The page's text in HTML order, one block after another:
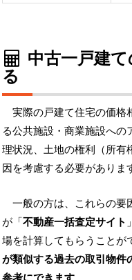
中古一戸建
る
実際の戸建て住宅の価格
る公共施設・商業施設へ
理状況、土地の権利（所有
因を考慮する必要がありま
一般の方は、これらの要
が「不動産一括査定サイト
場を計算してもらうことが
が類似する過去の取引物件